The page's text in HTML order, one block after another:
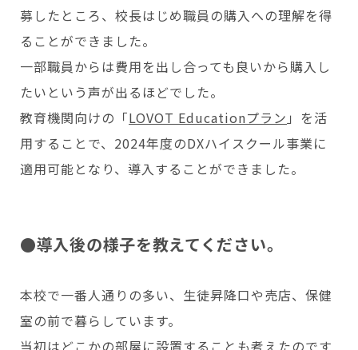
募したところ、校長はじめ職員の購入への理解を得
ることができました。
一部職員からは費用を出し合っても良いから購入し
たいという声が出るほどでした。
教育機関向けの「LOVOT Educationプラン 」を活
用することで、2024年度のDXハイスクール事業に
適用可能となり、導入することができました。
●導入後の様子を教えてください。
本校で一番人通りの多い、生徒昇降口や売店、保健
室の前で暮らしています。
当初はどこかの部屋に設置することも考えたのです